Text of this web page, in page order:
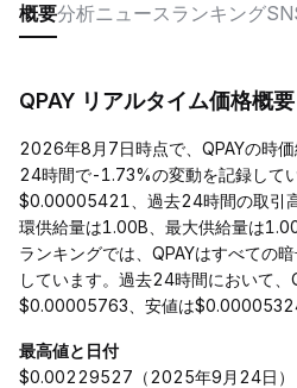
概要分析ニュース ランキング
QPAY リアルタイム価格概要
2026年8月7日時点で、QPAYの時
24時間で-1.73%の変動を記録して
$0.00005421、過去24時間の取引
環供給量は1.00B、最大供給量は
ランキングでは、QPAYはすべての
しています。過去24時間において、
$0.00005763、安値は$0.00005324
最高値と日付
$0.00229527（2025年9月24日）